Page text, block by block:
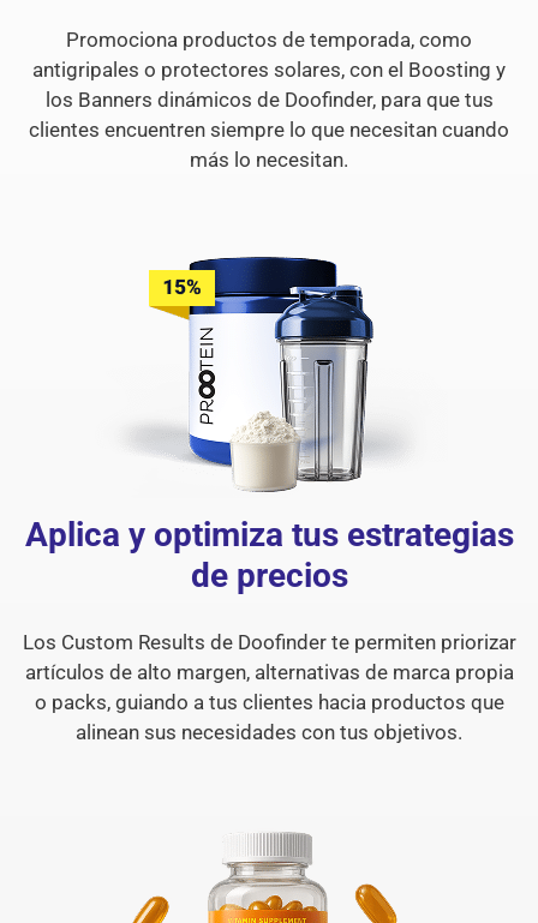
Promociona productos de temporada, como
antigripales o protectores solares, con el Boosting y
los Banners dinámicos de Doofinder, para que tus
clientes encuentren siempre lo que necesitan cuando
más lo necesitan.
Aplica y optimiza tus estrategias
de precios
Los Custom Results de Doofinder te permiten priorizar
artículos de alto margen, alternativas de marca propia
o packs, guiando a tus clientes hacia productos que
alinean sus necesidades con tus objetivos.